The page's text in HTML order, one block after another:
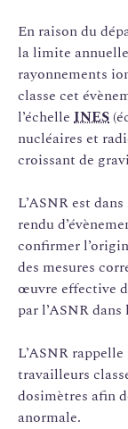
En raison du
la limite
rayonnements
classe cet
l’échelle INES
nucléaires et
croissant de
L’ASNR est
rendu
confirmer
des mesures
œuvre effective
par l’ASNR
L’ASNR
travailleurs
dosimètres afin
anormale.